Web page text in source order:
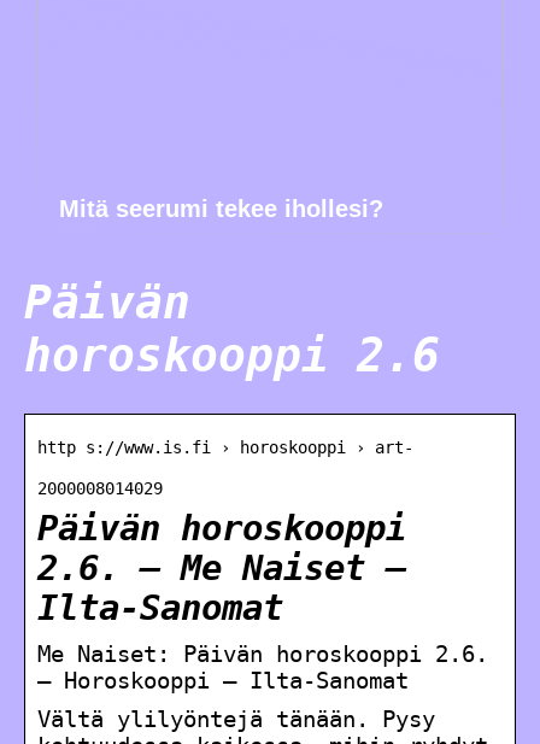
Mitä seerumi tekee ihollesi?
Päivän
horoskooppi 2.6
http s://www.is.fi › horoskooppi › art-
2000008014029
Päivän horoskooppi
2.6. – Me Naiset –
Ilta-Sanomat
Me Naiset: Päivän horoskooppi 2.6.
– Horoskooppi – Ilta-Sanomat
Vältä ylilyöntejä tänään. Pysy